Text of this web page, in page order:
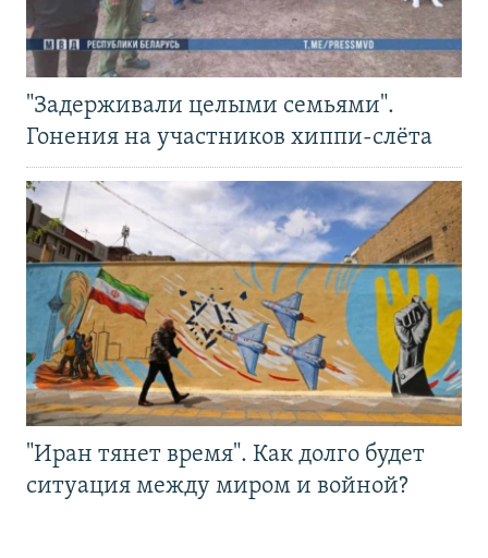
"Задерживали целыми семьями".
Гонения на участников хиппи-слёта
"Иран тянет время". Как долго будет
ситуация между миром и войной?